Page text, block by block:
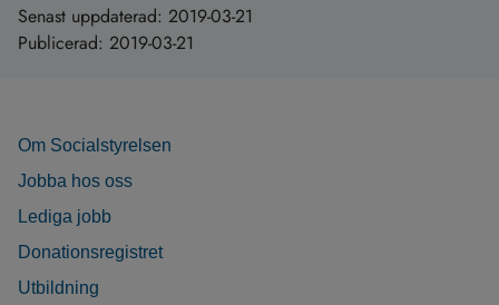
Senast uppdaterad: 2019-03-21
Publicerad: 2019-03-21
Om Socialstyrelsen
Jobba hos oss
Lediga jobb
Donationsregistret
Utbildning